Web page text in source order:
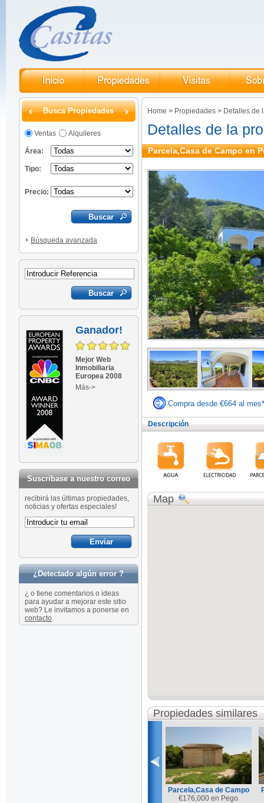
Busca Propiedades
Ventas Alquileres
Área:
Tipo:
Precio:
+ Búsqueda avanzada
Ganador!
Mejor Web
Inmobiliaria
Europea 2008
Más->
Suscribase a nuestro correo
recibirá las últimas propiedades,
noticias y ofertas especiales!
¿Detectado algún error ?
¿ o tiene comentarios o ideas
para ayudar a mejorar este sitio
web? Le invitamos a ponerse en
contacto.
Home > Propiedades > Detalles de
Detalles de la
Parcela,Casa de Campo en
Compra desde €664 al mes*
Descripción
Map
Propiedades similares
Parcela,Casa de Campo
€176,000 en Pego